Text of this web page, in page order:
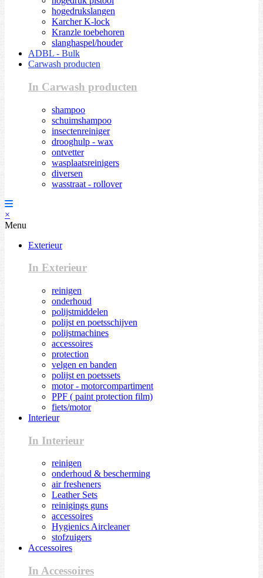
hogedrukslangen
Karcher K-lock
Kranzle toebehoren
slanghaspel/houder
ADBL - Bulk
Carwash producten
In Carwash producten
shampoo
schuimshampoo
insectenreiniger
drooghulp - wax
ontvetter
wasplaatsreinigers
diversen
wasstraat - rollover
×
Menu
Exterieur
In Exterieur
reinigen
onderhoud
polijstmiddelen
polijst en poetsschijven
polijstmachines
accessoires
protection
velgen en banden
polijst en poetssets
motor - motorcompartiment
PPF ( paint protection film)
fiets/motor
Interieur
In Interieur
reinigen
onderhoud & bescherming
air fresheners
Leather Sets
reinigings guns
accessoires
Hygienics Aircleaner
stofzuigers
Accessoires
In Accessoires